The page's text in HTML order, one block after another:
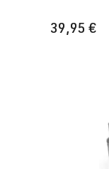
39,95 €